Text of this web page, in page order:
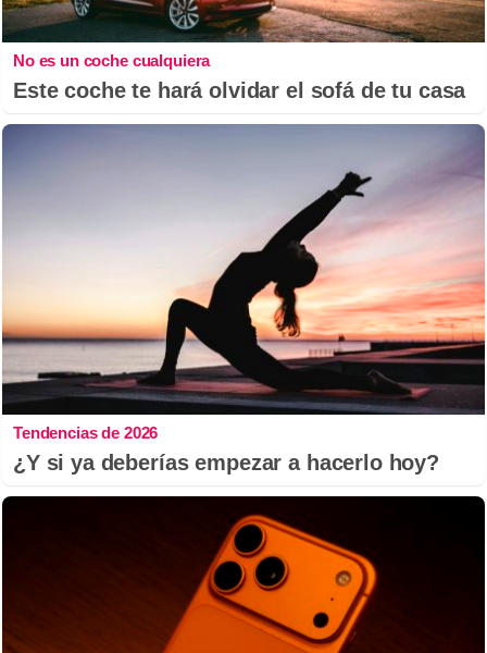
No es un coche cualquiera
Este coche te hará olvidar el sofá de tu casa
Tendencias de 2026
¿Y si ya deberías empezar a hacerlo hoy?